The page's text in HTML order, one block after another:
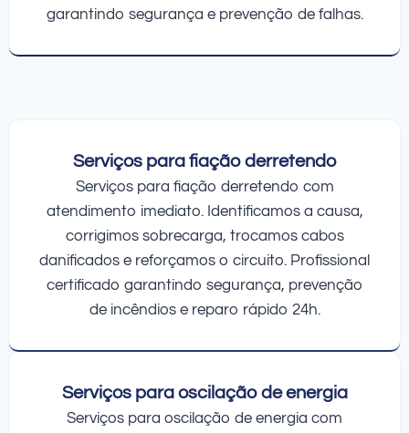
garantindo segurança e prevenção de falhas.
Serviços para fiação derretendo
Serviços para fiação derretendo com
atendimento imediato. Identificamos a causa,
corrigimos sobrecarga, trocamos cabos
danificados e reforçamos o circuito. Profissional
certificado garantindo segurança, prevenção
de incêndios e reparo rápido 24h.
Serviços para oscilação de energia
Serviços para oscilação de energia com